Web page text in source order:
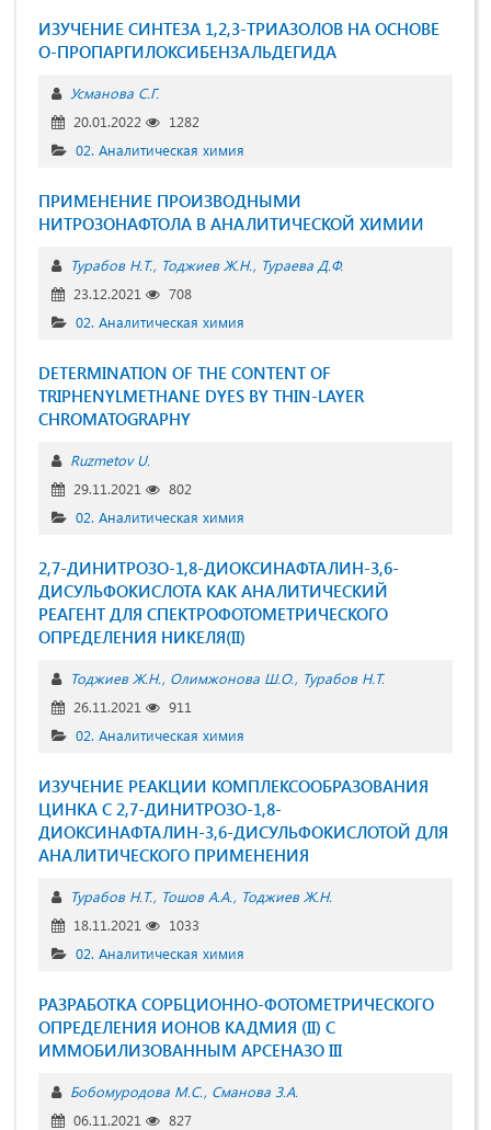
ИЗУЧЕНИЕ СИНТЕЗА 1,2,3-ТРИАЗОЛОВ НА ОСНОВЕ
О-ПРОПАРГИЛОКСИБЕНЗАЛЬДЕГИДА
Усманова С.Г.
20.01.2022
1282
02. Аналитическая химия
ПРИМЕНЕНИЕ ПРОИЗВОДНЫМИ
НИТРОЗОНАФТОЛА В АНАЛИТИЧЕСКОЙ ХИМИИ
Турабов Н.Т. Тоджиев Ж.Н.
Тураева Д.Ф.
23.12.2021
708
02. Аналитическая химия
DETERMINATION OF THE CONTENT OF
TRIPHENYLMETHANE DYES BY THIN-LAYER
CHROMATOGRAPHY
Ruzmetov U.
29.11.2021
802
02. Аналитическая химия
2,7-ДИНИТРОЗО-1,8-ДИОКСИНАФТАЛИН-3,6-
ДИСУЛЬФОКИСЛОТА КАК АНАЛИТИЧЕСКИЙ
РЕАГЕНТ ДЛЯ СПЕКТРОФОТОМЕТРИЧЕСКОГО
ОПРЕДЕЛЕНИЯ НИКЕЛЯ(II)
Тоджиев Ж.Н. Олимжонова Ш.О.
Турабов Н.Т.
26.11.2021
911
02. Аналитическая химия
ИЗУЧЕНИЕ РЕАКЦИИ КОМПЛЕКСООБРАЗОВАНИЯ
ЦИНКА С 2,7-ДИНИТРОЗО-1,8-
ДИОКСИНАФТАЛИН-3,6-ДИСУЛЬФОКИСЛОТОЙ ДЛЯ
АНАЛИТИЧЕСКОГО ПРИМЕНЕНИЯ
Турабов Н.Т. Тошов А.А.
Тоджиев Ж.Н.
18.11.2021
1033
02. Аналитическая химия
РАЗРАБОТКА СОРБЦИОННО-ФОТОМЕТРИЧЕСКОГО
ОПРЕДЕЛЕНИЯ ИОНОВ КАДМИЯ (II) С
ИММОБИЛИЗОВАННЫМ AРСЕНАЗО III
Бобомуродова М.С. Сманова З.А.
06.11.2021
827